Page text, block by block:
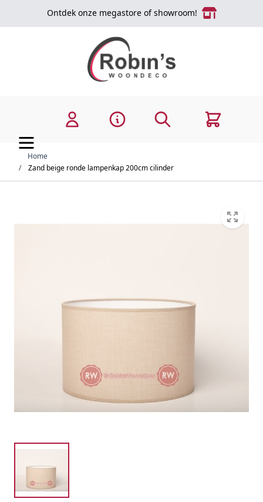
Ga naar de inhoudOntdek onze megastore of showroom!
Zoek Cart
Home
/
Zand beige ronde lampenkap 200cm cilinder